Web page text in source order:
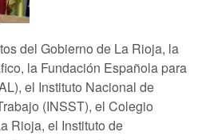
del Gobierno de La Rioja, la
la Fundación Española para
el Instituto Nacional de
(INSST), el Colegio
Rioja, el Instituto de